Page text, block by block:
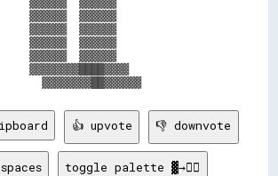
▓▓▓▓▓▓  ▓▓▓▓▓▓
▓▓▓▓▓▓  ▓▓▓▓▓▓
▓▓▓▓▓▓  ▓▓▓▓▓▓
▓▓▓▓▓▓  ▓▓▓▓▓▓
▓▓▓▓▓▓▓▓████▓▓▓▓
👍 upvote 👎 downvote
toggle palette ▓→✊🏽